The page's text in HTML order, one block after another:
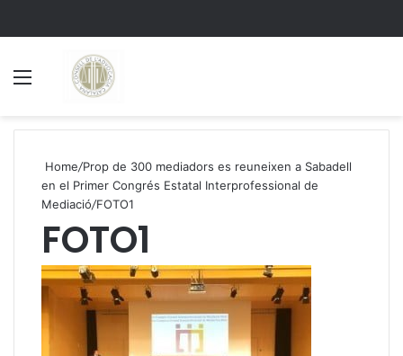
Home/Prop de 300 mediadors es reuneixen a Sabadell
en el Primer Congrés Estatal Interprofessional de
Mediació/FOTO1
FOTO1